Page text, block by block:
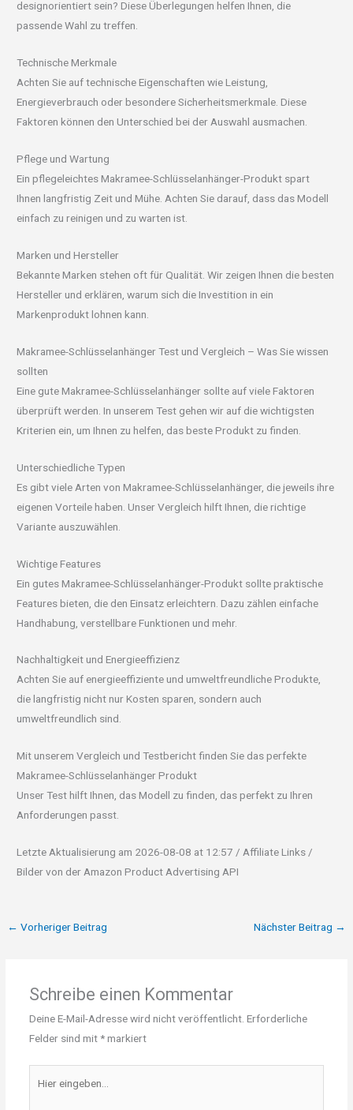
designorientiert sein? Diese Überlegungen helfen Ihnen, die
passende Wahl zu treffen.
Technische Merkmale
Achten Sie auf technische Eigenschaften wie Leistung,
Energieverbrauch oder besondere Sicherheitsmerkmale. Diese
Faktoren können den Unterschied bei der Auswahl ausmachen.
Pflege und Wartung
Ein pflegeleichtes Makramee-Schlüsselanhänger-Produkt spart
Ihnen langfristig Zeit und Mühe. Achten Sie darauf, dass das Modell
einfach zu reinigen und zu warten ist.
Marken und Hersteller
Bekannte Marken stehen oft für Qualität. Wir zeigen Ihnen die besten
Hersteller und erklären, warum sich die Investition in ein
Markenprodukt lohnen kann.
Makramee-Schlüsselanhänger Test und Vergleich – Was Sie wissen
sollten
Eine gute Makramee-Schlüsselanhänger sollte auf viele Faktoren
überprüft werden. In unserem Test gehen wir auf die wichtigsten
Kriterien ein, um Ihnen zu helfen, das beste Produkt zu finden.
Unterschiedliche Typen
Es gibt viele Arten von Makramee-Schlüsselanhänger, die jeweils ihre
eigenen Vorteile haben. Unser Vergleich hilft Ihnen, die richtige
Variante auszuwählen.
Wichtige Features
Ein gutes Makramee-Schlüsselanhänger-Produkt sollte praktische
Features bieten, die den Einsatz erleichtern. Dazu zählen einfache
Handhabung, verstellbare Funktionen und mehr.
Nachhaltigkeit und Energieeffizienz
Achten Sie auf energieeffiziente und umweltfreundliche Produkte,
die langfristig nicht nur Kosten sparen, sondern auch
umweltfreundlich sind.
Mit unserem Vergleich und Testbericht finden Sie das perfekte
Makramee-Schlüsselanhänger Produkt
Unser Test hilft Ihnen, das Modell zu finden, das perfekt zu Ihren
Anforderungen passt.
Letzte Aktualisierung am 2026-08-08 at 12:57 / Affiliate Links /
Bilder von der Amazon Product Advertising API
← Vorheriger Beitrag Nächster Beitrag →
Schreibe einen Kommentar
Deine E-Mail-Adresse wird nicht veröffentlicht. Erforderliche
Felder sind mit*markiert
eingeben…